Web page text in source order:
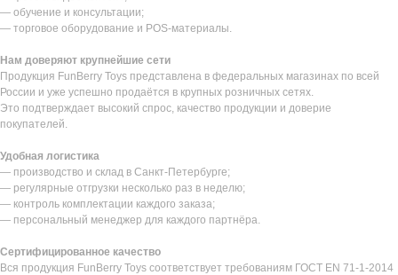
— обучение и консультации;
— торговое оборудование и POS-материалы.
Нам доверяют крупнейшие сети
Продукция FunBerry Toys представлена в федеральных магазинах по всей
России и уже успешно продаётся в крупных розничных сетях.
Это подтверждает высокий спрос, качество продукции и доверие
покупателей.
Удобная логистика
— производство и склад в Санкт-Петербурге;
— регулярные отгрузки несколько раз в неделю;
— контроль комплектации каждого заказа;
— персональный менеджер для каждого партнёра.
Сертифицированное качество
Вся продукция FunBerry Toys соответствует требованиям ГОСТ EN 71-1-2014